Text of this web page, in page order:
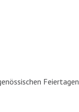
Feiertagen